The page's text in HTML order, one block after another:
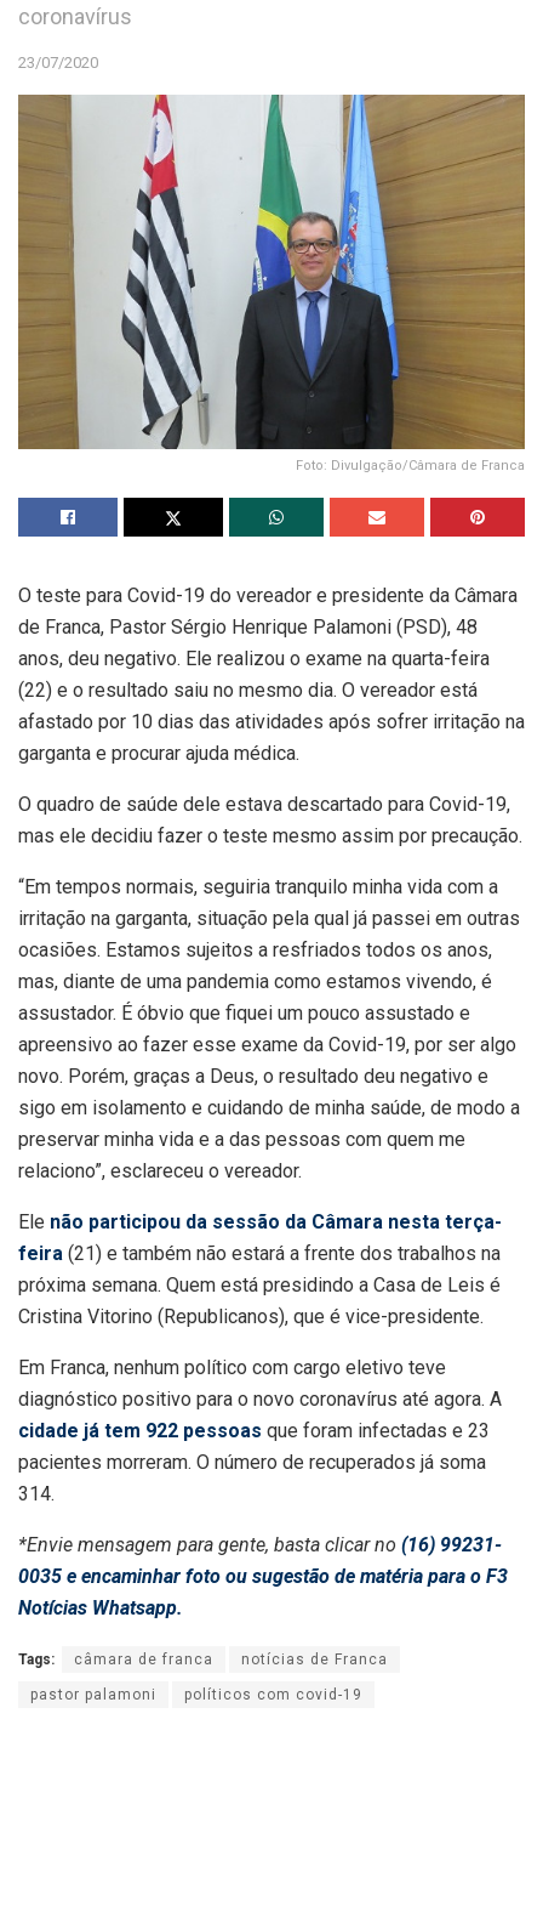
coronavírus
23/07/2020
Foto: Divulgação/Câmara de Franca
O teste para Covid-19 do vereador e presidente da Câmara
de Franca, Pastor Sérgio Henrique Palamoni (PSD), 48
anos, deu negativo. Ele realizou o exame na quarta-feira
(22) e o resultado saiu no mesmo dia. O vereador está
afastado por 10 dias das atividades após sofrer irritação na
garganta e procurar ajuda médica.
O quadro de saúde dele estava descartado para Covid-19,
mas ele decidiu fazer o teste mesmo assim por precaução.
“Em tempos normais, seguiria tranquilo minha vida com a
irritação na garganta, situação pela qual já passei em outras
ocasiões. Estamos sujeitos a resfriados todos os anos,
mas, diante de uma pandemia como estamos vivendo, é
assustador. É óbvio que fiquei um pouco assustado e
apreensivo ao fazer esse exame da Covid-19, por ser algo
novo. Porém, graças a Deus, o resultado deu negativo e
sigo em isolamento e cuidando de minha saúde, de modo a
preservar minha vida e a das pessoas com quem me
relaciono”, esclareceu o vereador.
Ele não participou da sessão da Câmara nesta terça-
feira (21) e também não estará a frente dos trabalhos na
próxima semana. Quem está presidindo a Casa de Leis é
Cristina Vitorino (Republicanos), que é vice-presidente.
Em Franca, nenhum político com cargo eletivo teve
diagnóstico positivo para o novo coronavírus até agora. A
cidade já tem 922 pessoas que foram infectadas e 23
pacientes morreram. O número de recuperados já soma
314.
*Envie mensagem para gente, basta clicar no (16) 99231-
0035 e encaminhar foto ou sugestão de matéria para o F3
Notícias Whatsapp.
Tags: câmara de franca notícias de Franca
pastor palamoni políticos com covid-19